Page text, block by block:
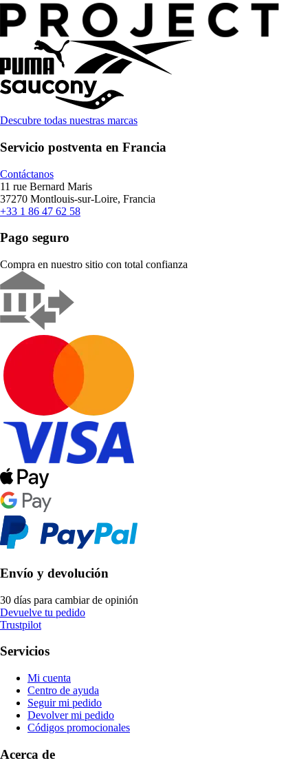
Descubre todas nuestras marcas
Servicio postventa en Francia
Contáctanos
11 rue Bernard Maris
37270 Montlouis-sur-Loire, Francia
+33 1 86 47 62 58
Pago seguro
Compra en nuestro sitio con total confianza
Envío y devolución
30 días para cambiar de opinión
Devuelve tu pedido
Trustpilot
Servicios
Mi cuenta
Centro de ayuda
Seguir mi pedido
Devolver mi pedido
Códigos promocionales
Acerca de